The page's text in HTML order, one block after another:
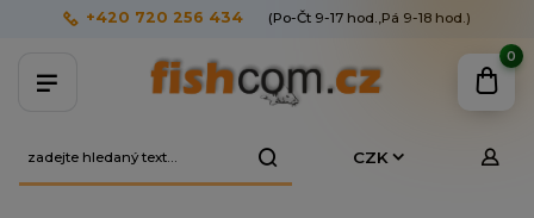
CZK
+420 720 256 434 (Po-Čt 9-17 hod.,Pá 9-18 hod.)
0